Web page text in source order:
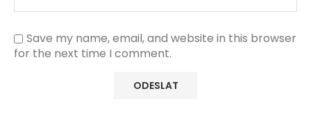
Save my name, email, and website in this browser
for the next time I comment.